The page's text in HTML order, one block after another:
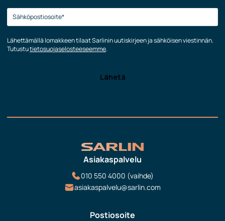
Lähettämällä lomakkeen tilaat Sarlinin uutiskirjeen ja sähköisen viestinnän.
Tutustutietosuojaselosteeseemme.
Asiakaspalvelu
010 550 4000 (vaihde)
asiakaspalvelu@sarlin.com
Postiosoite